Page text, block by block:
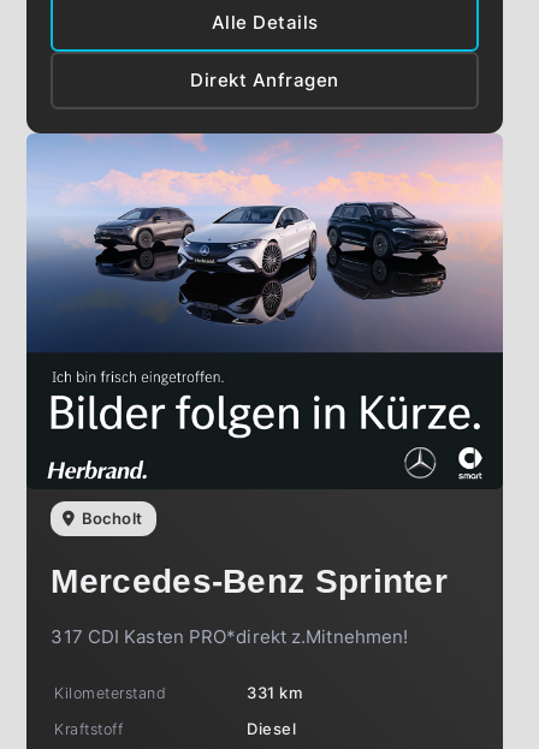
Alle Details
Direkt Anfragen
Bocholt
Mercedes-Benz Sprinter
317 CDI Kasten PRO*direkt z.Mitnehmen!
Kilometerstand
331 km
Kraftstoff
Diesel